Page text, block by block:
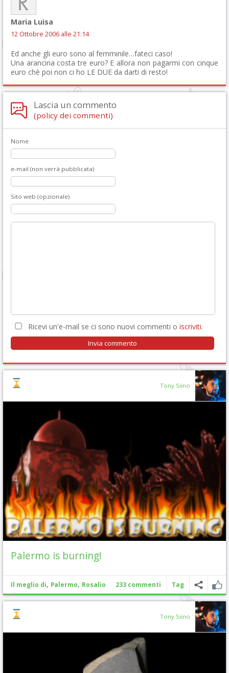
Maria Luisa
12 Ottobre 2006 alle 21:14
Ed anche gli euro sono al femminile…fateci caso!
Una arancina costa tre euro? E allora non pagarmi con cinque
euro chè poi non ci ho LE DUE da darti di resto!
Lascia un commento
(policy dei commenti)
Nome
e-mail (non verrà pubblicata)
Sito web (opzionale)
Ricevi un'e-mail se ci sono nuovi commenti o iscriviti.
Tony Siino
Palermo is burning!
Il meglio di, Palermo, Rosalio 233 commenti Tag
Tony Siino